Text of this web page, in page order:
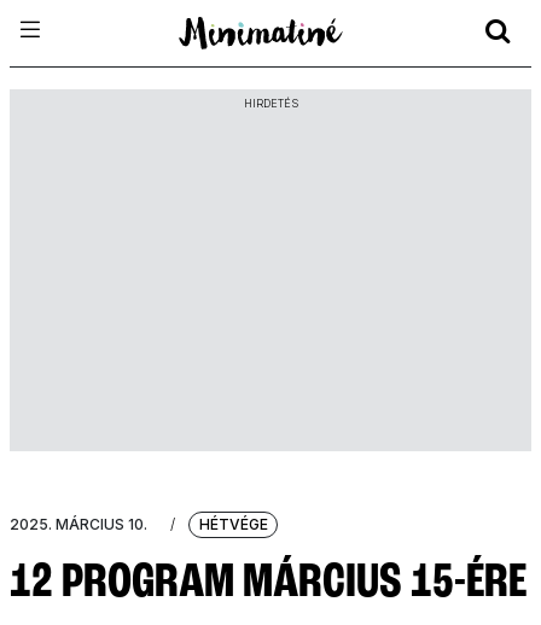
HIRDETÉS
2025. MÁRCIUS 10. / HÉTVÉGE
12 PROGRAM MÁRCIUS 15-ÉRE